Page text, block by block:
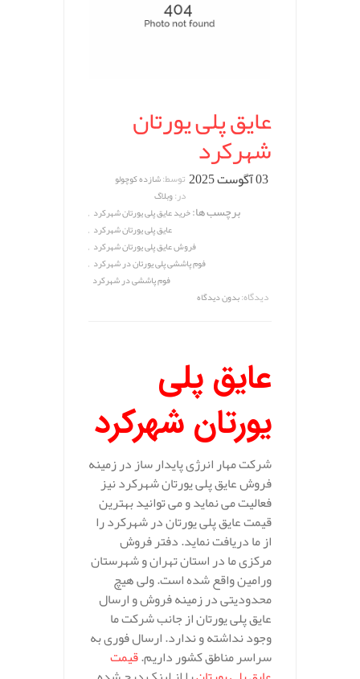
عایق پلی یورتان
شهرکرد
03 آگوست 2025 توسط:شازده کوچولو
در:وبلاگ
برچسب ها:خرید عایق پلی یورتان شهرکرد ,
عایق پلی یورتان شهرکرد ,
فروش عایق پلی یورتان شهرکرد ,
فوم پاششی پلی یورتان در شهرکرد ,
فوم پاششی در شهرکرد
دیدگاه:بدون دیدگاه
عایق پلی
یورتان شهرکرد
شرکت مهار انرژی پایدار ساز در زمینه
فروش عایق پلی یورتان شهرکرد نیز
فعالیت می نماید و می توانید بهترین
قیمت عایق پلی یورتان در شهرکرد را
از ما دریافت نماید. دفتر فروش
مرکزی ما در استان تهران و شهرستان
ورامین واقع شده است. ولی هیچ
محدودیتی در زمینه فروش و ارسال
عایق پلی یورتان از جانب شرکت ما
وجود نداشته و ندارد. ارسال فوری به
سراسر مناطق کشور داریم.قیمت